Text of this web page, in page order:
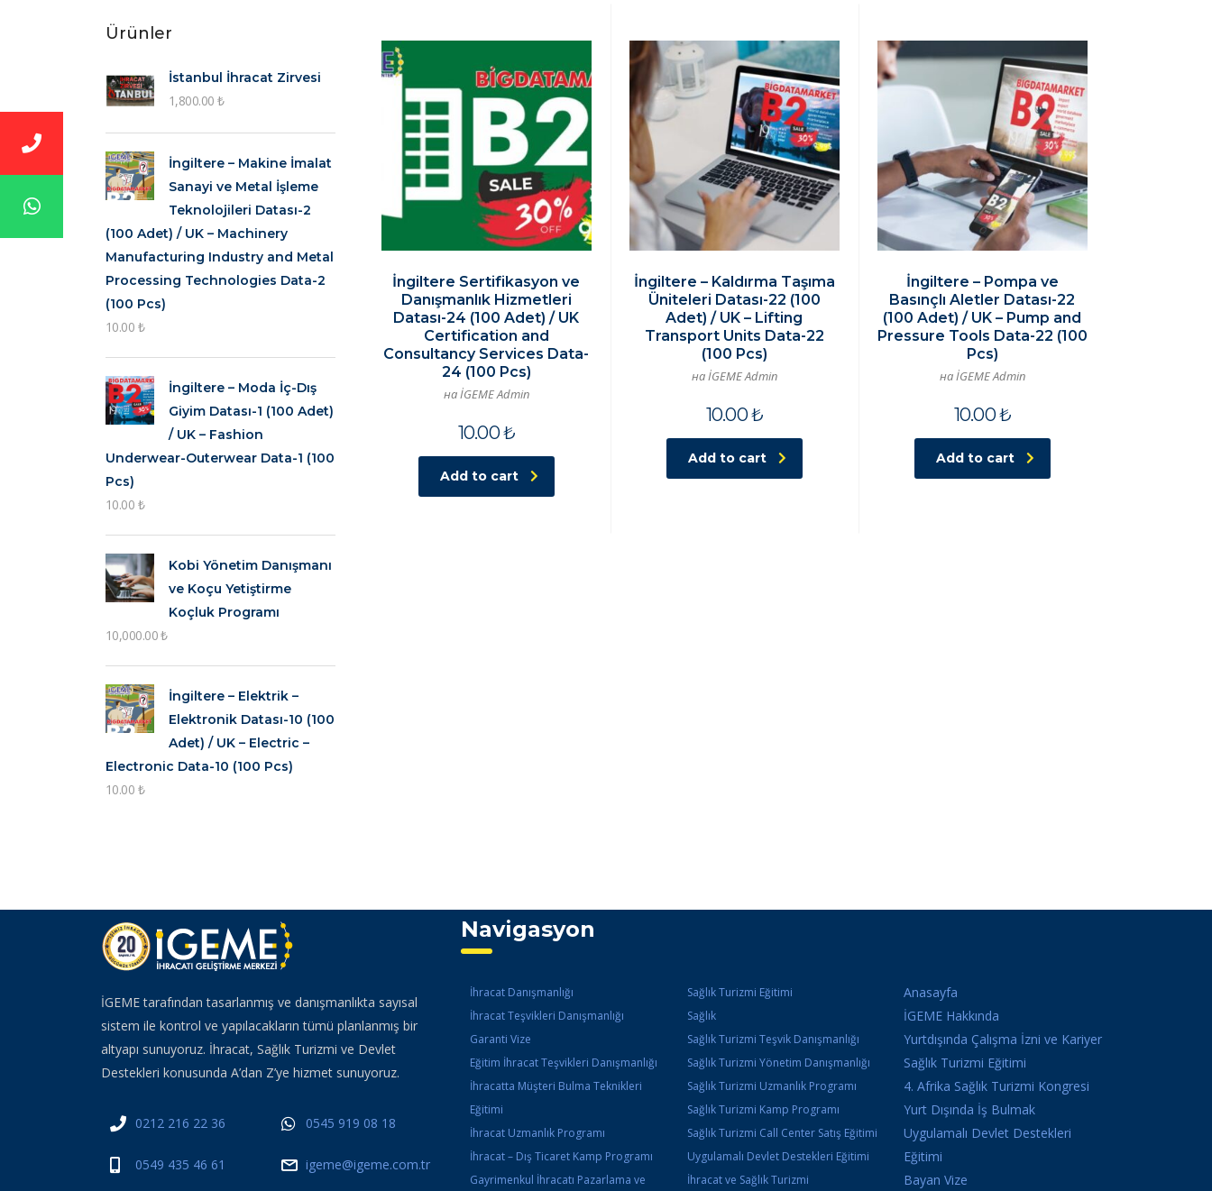
İngiltere Sertifikasyon ve
Danışmanlık Hizmetleri
Datası-24 (100 Adet) / UK
Certification and
Consultancy Services Data-
24 (100 Pcs)
на İGEME Admin
10.00₺
Add to cart
İngiltere – Kaldırma Taşıma
Üniteleri Datası-22 (100
Adet) / UK – Lifting
Transport Units Data-22
(100 Pcs)
на İGEME Admin
10.00₺
Add to cart
İngiltere – Pompa ve
Basınçlı Aletler Datası-22
(100 Adet) / UK – Pump and
Pressure Tools Data-22 (100
Pcs)
на İGEME Admin
10.00₺
Add to cart
Ürünler
İstanbul İhracat Zirvesi
1,800.00 ₺
İngiltere – Makine İmalat
Sanayi ve Metal İşleme
Teknolojileri Datası-2
(100 Adet) / UK – Machinery
Manufacturing Industry and Metal
Processing Technologies Data-2
(100 Pcs)
10.00 ₺
İngiltere – Moda İç-Dış
Giyim Datası-1 (100 Adet)
/ UK – Fashion
Underwear-Outerwear Data-1 (100
Pcs)
10.00 ₺
Kobi Yönetim Danışmanı
ve Koçu Yetiştirme
Koçluk Programı
10,000.00₺
İngiltere – Elektrik –
Elektronik Datası-10 (100
Adet) / UK – Electric –
Electronic Data-10 (100 Pcs)
10.00 ₺
İGEME tarafından tasarlanmış ve danışmanlıkta sayısal
sistem ile kontrol ve yapılacakların tümü planlanmış bir
altyapı sunuyoruz. İhracat, Sağlık Turizmi ve Devlet
Destekleri konusunda A’dan Z’ye hizmet sunuyoruz.
0212 216 22 36 0545 919 08 18
0549 435 46 61 igeme@igeme.com.tr
Navigasyon
İhracat Danışmanlığı
İhracat Teşvikleri Danışmanlığı
Garanti Vize
Eğitim İhracat Teşvikleri Danışmanlığı
İhracatta Müşteri Bulma Teknikleri
Eğitimi
İhracat Uzmanlık Programı
İhracat – Dış Ticaret Kamp Programı
Gayrimenkul İhracatı Pazarlama ve
Sağlık Turizmi Eğitimi
Sağlık
Sağlık Turizmi Teşvik Danışmanlığı
Sağlık Turizmi Yönetim Danışmanlığı
Sağlık Turizmi Uzmanlık Programı
Sağlık Turizmi Kamp Programı
Sağlık Turizmi Call Center Satış Eğitimi
Uygulamalı Devlet Destekleri Eğitimi
İhracat ve Sağlık Turizmi
Anasayfa
İGEME Hakkında
Yurtdışında Çalışma İzni ve Kariyer
Sağlık Turizmi Eğitimi
4. Afrika Sağlık Turizmi Kongresi
Yurt Dışında İş Bulmak
Uygulamalı Devlet Destekleri
Eğitimi
Bayan Vize